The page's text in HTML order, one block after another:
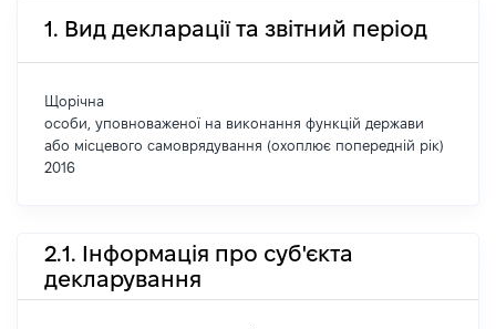
1. Вид декларації та звітний період
Щорічна
особи, уповноваженої на виконання функцій держави
або місцевого самоврядування (охоплює попередній рік)
2016
2.1. Інформація про суб'єкта
декларування